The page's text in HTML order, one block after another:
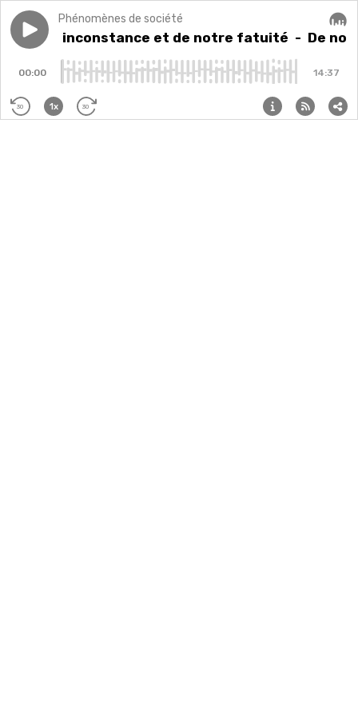
Play episodeDe notre inconstance et de notre fatuité
Phénomènes de société
notre inconstance et de notre fatuité - De
00:00 14:37
30 1x 30